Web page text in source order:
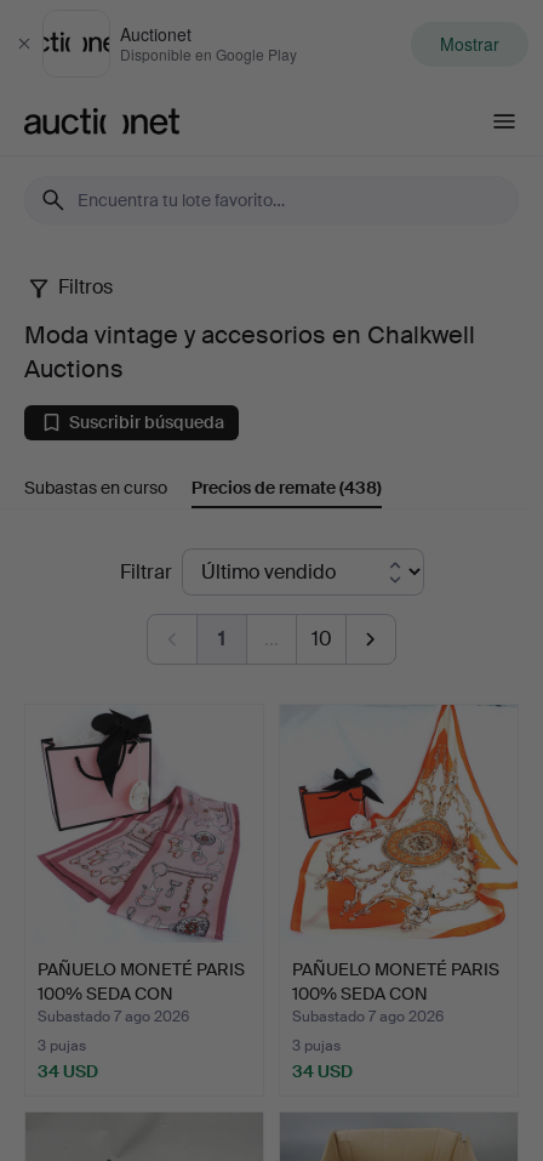
Cerrar
Auctionet
Disponible en Google Play Mostrar
Moda
vintage
accesorios
Chalkwell
Auctions
Filtros
Moda vintage y accesorios en Chalkwell
Auctions
Suscribir búsqueda
Subastas en curso Precios de remate(438)
Filtrar
1 … 10
PAÑUELO MONETÉ PARIS
100% SEDA CON
ESTAMPA…
Subastado 7 ago 2026
3 pujas
34 USD
PAÑUELO MONETÉ PARIS
100% SEDA CON
ESTAMPA…
Subastado 7 ago 2026
3 pujas
34 USD